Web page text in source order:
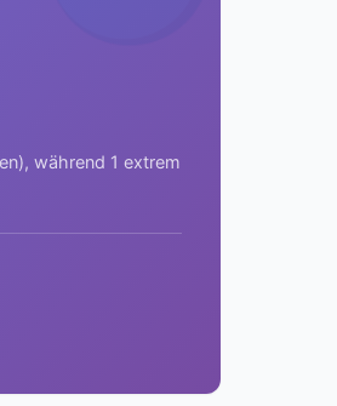
während 1 extrem